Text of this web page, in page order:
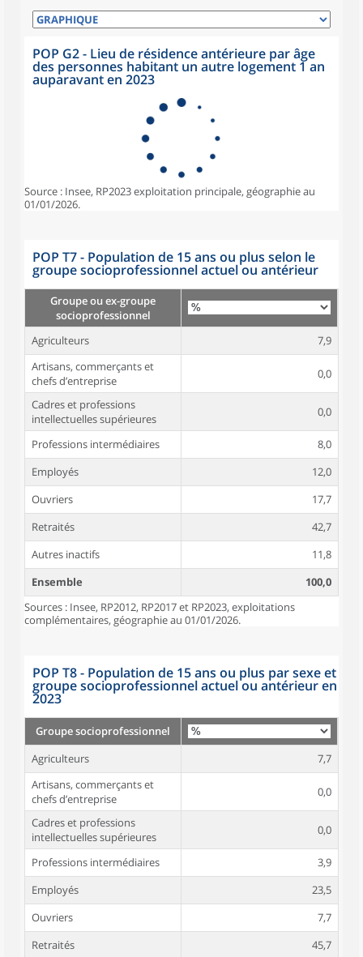
POP G2 - Lieu de résidence antérieure par âge
des personnes habitant un autre logement 1 an
auparavant en 2023
Source : Insee, RP2023 exploitation principale, géographie au
01/01/2026.
POP T7 - Population de 15 ans ou plus selon le
groupe socioprofessionnel actuel ou antérieur
Groupe ou ex-groupe
socioprofessionnel
Agriculteurs
7,9
Artisans, commerçants et
chefs d’entreprise
0,0
Cadres et professions
intellectuelles supérieures
0,0
Professions intermédiaires
8,0
Employés
12,0
Ouvriers
17,7
Retraités
42,7
Autres inactifs
11,8
Ensemble
100,0
Sources : Insee, RP2012, RP2017 et RP2023, exploitations
complémentaires, géographie au 01/01/2026.
POP T8 - Population de 15 ans ou plus par sexe et
groupe socioprofessionnel actuel ou antérieur en
2023
Groupe socioprofessionnel
Agriculteurs
7,7
Artisans, commerçants et
chefs d’entreprise
0,0
Cadres et professions
intellectuelles supérieures
0,0
Professions intermédiaires
3,9
Employés
23,5
Ouvriers
7,7
Retraités
45,7